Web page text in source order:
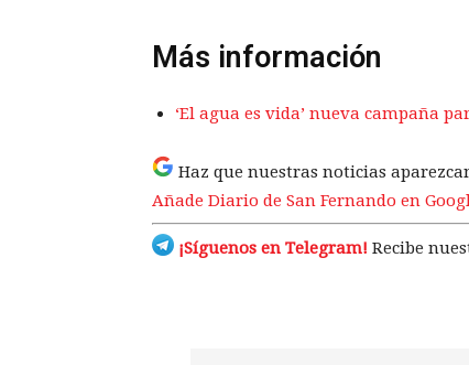
Más información
‘El agua es vida’ nueva campaña
Haz que nuestras noticias
Añade Diario de San Fernando en
¡Síguenos en Telegram! Recibe